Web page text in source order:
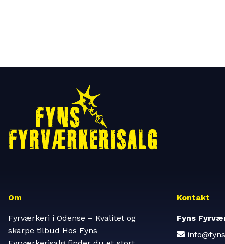
Om
Fyrværkeri i Odense – Kvalitet og
skarpe tilbud Hos Fyns
Kontakt
Fyns